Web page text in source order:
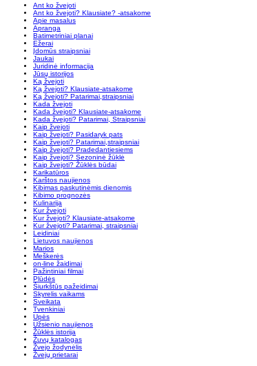
Ant ko žvejoti
Ant ko žvejoti? Klausiate? -atsakome
Apie masalus
Apranga
Batimetriniai planai
Ežerai
Įdomūs straipsniai
Jaukai
Juridinė informacija
Jūsų istorijos
Ką žvejoti
Ką žvejoti? Klausiate-atsakome
Ką žvejoti? Patarimai,straipsniai
Kada žvejoti
Kada žvejoti? Klausiate-atsakome
Kada žvejoti? Patarimai, Straipsniai
Kaip žvejoti
Kaip žvejoti? Pasidaryk pats
Kaip žvejoti? Patarimai,straipsniai
Kaip žvejoti? Pradedantiesiems
Kaip žvejoti? Sezoninė žūklė
Kaip žvejoti? Žūklės būdai
Karikatūros
Karštos naujienos
Kibimas paskutinėmis dienomis
Kibimo prognozės
Kulinarija
Kur žvejoti
Kur žvejoti? Klausiate-atsakome
Kur žvejoti? Patarimai, straipsniai
Leidiniai
Lietuvos naujienos
Marios
Meškerės
on-line žaidimai
Pažintiniai filmai
Plūdės
Šiurkštūs pažeidimai
Skyrelis vaikams
Sveikata
Tvenkiniai
Upės
Užsienio naujienos
Žūklės istorija
Žuvų katalogas
Žvejo žodynėlis
Žvejų prietarai